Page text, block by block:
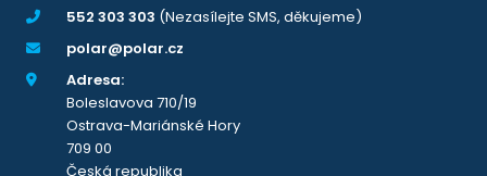
552 303 303 (Nezasílejte SMS, děkujeme)
polar@polar.cz
Adresa:
Boleslavova 710/19
Ostrava-Mariánské Hory
709 00
Česká republika